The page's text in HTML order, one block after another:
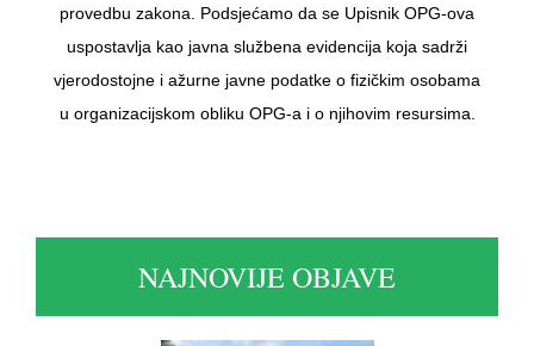
provedbu zakona. Podsjećamo da se Upisnik OPG-ova
uspostavlja kao javna službena evidencija koja sadrži
vjerodostojne i ažurne javne podatke o fizičkim osobama
u organizacijskom obliku OPG-a i o njihovim resursima.
NAJNOVIJE OBJAVE